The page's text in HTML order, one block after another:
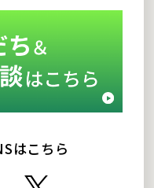
はこちら